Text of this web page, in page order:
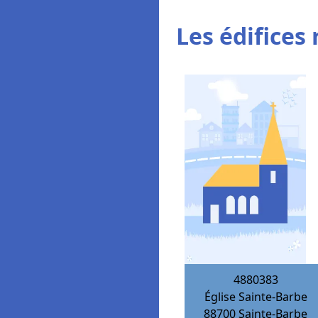
Les édifices
4880383
Église Sainte-Barbe
88700Sainte-Barbe